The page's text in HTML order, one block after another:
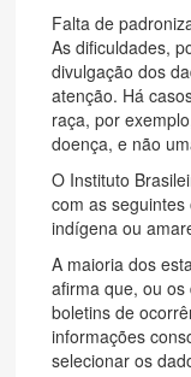
Falta de
As dificuldades,
divulgação dos
atenção. Há
raça, por
doença, e não
O Instituto
com as
indígena ou
A maioria dos
afirma que, ou
boletins de
informações
selecionar os